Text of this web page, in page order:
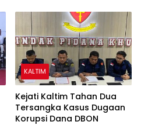
Sanga Gelar Pertandingan
Persahabatan
KALTIM
Kejati Kaltim Tahan Dua
Tersangka Kasus Dugaan
Korupsi Dana DBON